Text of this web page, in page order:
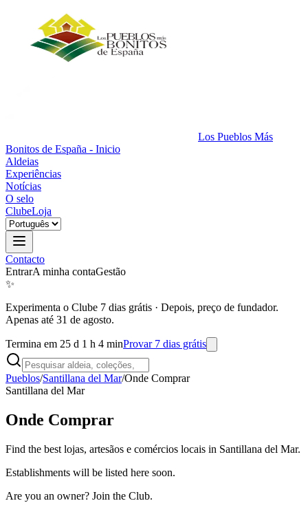
Los Pueblos Más
Bonitos de España - Inicio
Aldeias
Experiências
Notícias
O selo
ClubeLoja
Contacto
EntrarA minha contaGestão
✨
Experimenta o Clube 7 dias grátis · Depois, preço de fundador.
Apenas até 31 de agosto.
Termina em 25 d 1 h 4 minProvar 7 dias grátis
Pueblos/Santillana del Mar/Onde Comprar
Santillana del Mar
Onde Comprar
Find the best lojas, artesãos e comércios locais in Santillana del Mar.
Establishments will be listed here soon.
Are you an owner? Join the Club.